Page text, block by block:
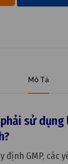
Mô Tả
sử
định GMP, các